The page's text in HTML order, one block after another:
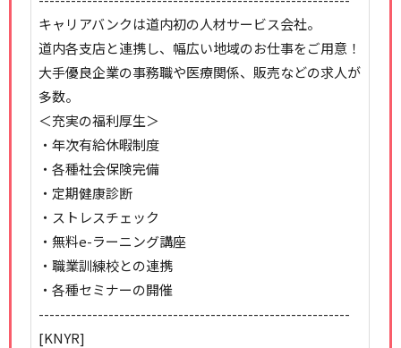
キャリアバンクは道内初の人材サービス会社。
道内各支店と連携し、幅広い地域のお仕事をご用意！
大手優良企業の事務職や医療関係、販売などの求人が
多数。
＜充実の福利厚生＞
・年次有給休暇制度
・各種社会保険完備
・定期健康診断
・ストレスチェック
・無料e-ラーニング講座
・職業訓練校との連携
・各種セミナーの開催
----------------------------------------------------------
[KNYR]